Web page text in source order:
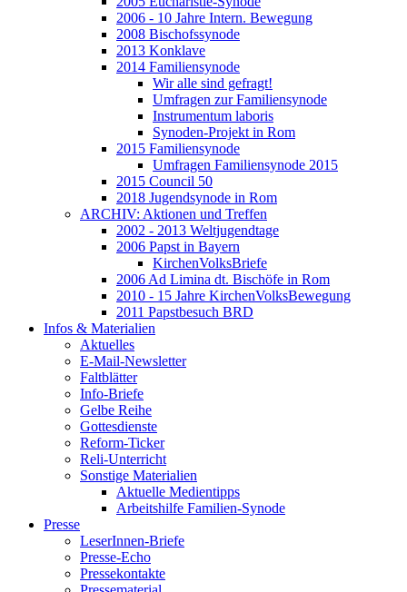
2006 - 10 Jahre Intern. Bewegung
2008 Bischofssynode
2013 Konklave
2014 Familiensynode
Wir alle sind gefragt!
Umfragen zur Familiensynode
Instrumentum laboris
Synoden-Projekt in Rom
2015 Familiensynode
Umfragen Familiensynode 2015
2015 Council 50
2018 Jugendsynode in Rom
ARCHIV: Aktionen und Treffen
2002 - 2013 Weltjugendtage
2006 Papst in Bayern
KirchenVolksBriefe
2006 Ad Limina dt. Bischöfe in Rom
2010 - 15 Jahre KirchenVolksBewegung
2011 Papstbesuch BRD
Infos & Materialien
Aktuelles
E-Mail-Newsletter
Faltblätter
Info-Briefe
Gelbe Reihe
Gottesdienste
Reform-Ticker
Reli-Unterricht
Sonstige Materialien
Aktuelle Medientipps
Arbeitshilfe Familien-Synode
Presse
LeserInnen-Briefe
Presse-Echo
Pressekontakte